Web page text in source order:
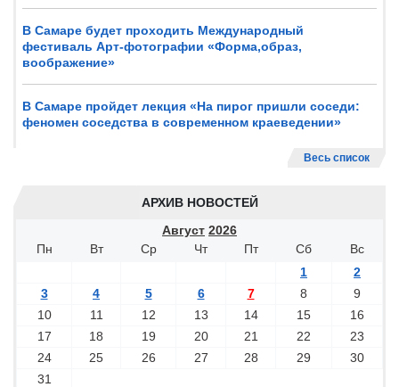
В Самаре будет проходить Международный
фестиваль Арт-фотографии «Форма,образ,
воображение»
В Самаре пройдет лекция «На пирог пришли соседи:
феномен соседства в современном краеведении»
Весь список
АРХИВ НОВОСТЕЙ
Август 2026
Пн
Вт Ср Чт Пт Сб
Вс
1
2
3
4 5 6 7 8
9
10
11 12 13 14 15
16
17
18 19 20 21 22
23
24
25 26 27 28 29
30
31